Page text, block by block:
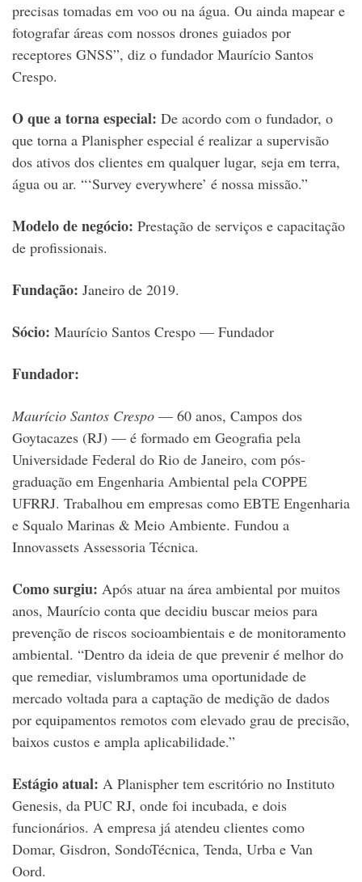
precisas tomadas em voo ou na água. Ou ainda mapear e
fotografar áreas com nossos drones guiados por
receptores GNSS”, diz o fundador Maurício Santos
Crespo.
O que a torna especial: De acordo com o fundador, o
que torna a Planispher especial é realizar a supervisão
dos ativos dos clientes em qualquer lugar, seja em terra,
água ou ar. “‘Survey everywhere’ é nossa missão.”
Modelo de negócio: Prestação de serviços e capacitação
de profissionais.
Fundação: Janeiro de 2019.
Sócio: Maurício Santos Crespo — Fundador
Fundador:
Maurício Santos Crespo — 60 anos, Campos dos
Goytacazes (RJ) — é formado em Geografia pela
Universidade Federal do Rio de Janeiro, com pós-
graduação em Engenharia Ambiental pela COPPE
UFRRJ. Trabalhou em empresas como EBTE Engenharia
e Squalo Marinas & Meio Ambiente. Fundou a
Innovassets Assessoria Técnica.
Como surgiu: Após atuar na área ambiental por muitos
anos, Maurício conta que decidiu buscar meios para
prevenção de riscos socioambientais e de monitoramento
ambiental. “Dentro da ideia de que prevenir é melhor do
que remediar, vislumbramos uma oportunidade de
mercado voltada para a captação de medição de dados
por equipamentos remotos com elevado grau de precisão,
baixos custos e ampla aplicabilidade.”
Estágio atual: A Planispher tem escritório no Instituto
Genesis, da PUC RJ, onde foi incubada, e dois
funcionários. A empresa já atendeu clientes como
Domar, Gisdron, SondoTécnica, Tenda, Urba e Van
Oord.